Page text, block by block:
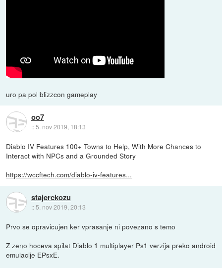
uro pa pol blizzcon gameplay
oo7
::5. nov 2019, 18:13
Diablo IV Features 100+ Towns to Help, With More Chances to
Interact with NPCs and a Grounded Story
https://wccftech.com/diablo-iv-features...
stajerckozu
:: 5. nov 2019, 20:13
Prvo se opravicujen ker vprasanje ni povezano s temo
Z zeno hoceva spilat Diablo 1 multiplayer Ps1 verzija preko android
emulacije EPsxE.